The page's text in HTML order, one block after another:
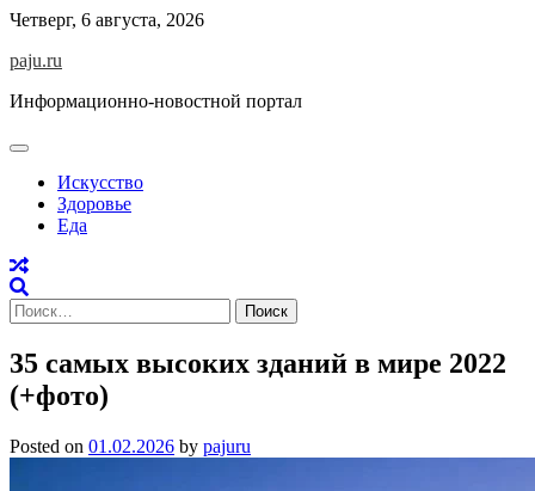
Skip
content
Четверг, 6 августа, 2026
paju.ru
Информационно-новостной портал
Искусство
Здоровье
Еда
Найти:
35 самых высоких зданий в мире 2022
(+фото)
Posted on 01.02.2026 by pajuru